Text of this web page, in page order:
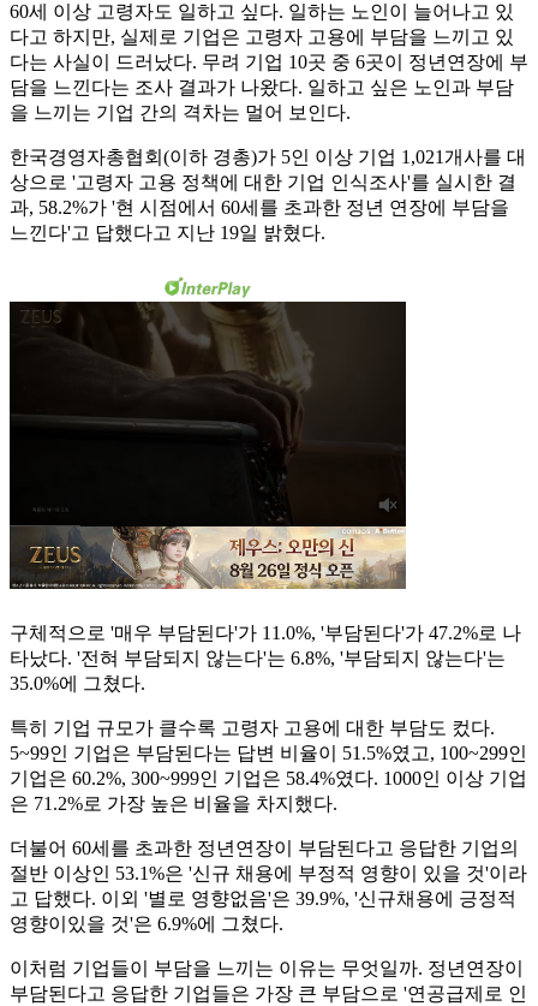
60세 이상 고령자도 일하고 싶다. 일하는 노인이 늘어나고 있
다고 하지만, 실제로 기업은 고령자 고용에 부담을 느끼고 있
다는 사실이 드러났다. 무려 기업 10곳 중 6곳이 정년연장에 부
담을 느낀다는 조사 결과가 나왔다. 일하고 싶은 노인과 부담
을 느끼는 기업 간의 격차는 멀어 보인다.
한국경영자총협회(이하 경총)가 5인 이상 기업 1,021개사를 대
상으로 '고령자 고용 정책에 대한 기업 인식조사'를 실시한 결
과, 58.2%가 '현 시점에서 60세를 초과한 정년 연장에 부담을
느낀다'고 답했다고 지난 19일 밝혔다.
구체적으로 '매우 부담된다'가 11.0%, '부담된다'가 47.2%로 나
타났다. '전혀 부담되지 않는다'는 6.8%, '부담되지 않는다'는
35.0%에 그쳤다.
특히 기업 규모가 클수록 고령자 고용에 대한 부담도 컸다.
5~99인 기업은 부담된다는 답변 비율이 51.5%였고, 100~299인
기업은 60.2%, 300~999인 기업은 58.4%였다. 1000인 이상 기업
은 71.2%로 가장 높은 비율을 차지했다.
더불어 60세를 초과한 정년연장이 부담된다고 응답한 기업의
절반 이상인 53.1%은 '신규 채용에 부정적 영향이 있을 것'이라
고 답했다. 이외 '별로 영향없음'은 39.9%, '신규채용에 긍정적
영향이있을 것'은 6.9%에 그쳤다.
이처럼 기업들이 부담을 느끼는 이유는 무엇일까. 정년연장이
부담된다고 응답한 기업들은 가장 큰 부담으로 '연공급제로 인